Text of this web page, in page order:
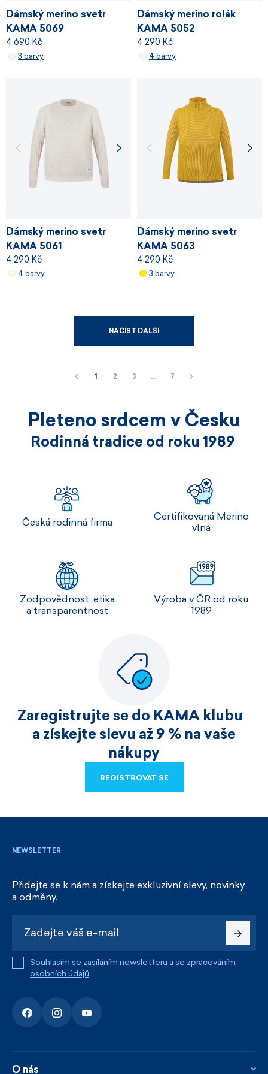
Dámský merino svetr
KAMA 5069
4 690 Kč
3 barvy
Dámský merino rolák
KAMA 5052
4 290 Kč
4 barvy
Dámský merino svetr
KAMA 5061
4 290 Kč
4 barvy
Dámský merino svetr
KAMA 5063
4 290 Kč
3 barvy
NAČÍST DALŠÍ
1 2 3 … 7
Pleteno srdcem v Česku
Rodinná tradice od roku 1989
Česká rodinná firma
Certifikovaná Merino
vlna
Zodpovědnost, etika
a transparentnost
Výroba v ČR od roku
1989
Zaregistrujte se do KAMA klubu
a získejte slevu až 9 % na vaše
nákupy
REGISTROVAT SE
NEWSLETTER
Přidejte se k nám a získejte exkluzivní slevy, novinky
a odměny.
Souhlasím se zasíláním newsletteru a se zpracováním
osobních údajů.
O nás